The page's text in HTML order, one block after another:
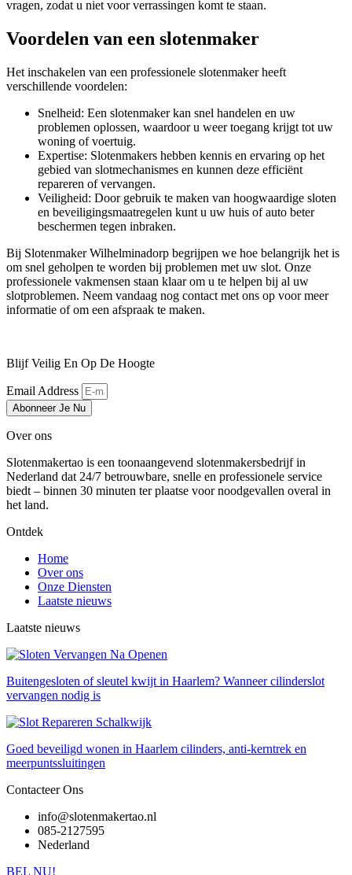
vragen, zodat u niet voor verrassingen komt te staan.
Voordelen van een slotenmaker
Het inschakelen van een professionele slotenmaker heeft
verschillende voordelen:
Snelheid: Een slotenmaker kan snel handelen en uw
problemen oplossen, waardoor u weer toegang krijgt tot uw
woning of voertuig.
Expertise: Slotenmakers hebben kennis en ervaring op het
gebied van slotmechanismes en kunnen deze efficiënt
repareren of vervangen.
Veiligheid: Door gebruik te maken van hoogwaardige sloten
en beveiligingsmaatregelen kunt u uw huis of auto beter
beschermen tegen inbraken.
Bij Slotenmaker Wilhelminadorp begrijpen we hoe belangrijk het is
om snel geholpen te worden bij problemen met uw slot. Onze
professionele vakmensen staan klaar om u te helpen bij al uw
slotproblemen. Neem vandaag nog contact met ons op voor meer
informatie of om een afspraak te maken.
Blijf Veilig En Op De Hoogte
Email Address
Abonneer Je Nu
Over ons
Slotenmakertao is een toonaangevend slotenmakersbedrijf in
Nederland dat 24/7 betrouwbare, snelle en professionele service
biedt – binnen 30 minuten ter plaatse voor noodgevallen overal in
het land.
Ontdek
Home
Over ons
Onze Diensten
Laatste nieuws
Laatste nieuws
Buitengesloten of sleutel kwijt in Haarlem? Wanneer cilinderslot
vervangen nodig is
Goed beveiligd wonen in Haarlem cilinders, anti-kerntrek en
meerpuntssluitingen
Contacteer Ons
info@slotenmakertao.nl
085-2127595
Nederland
BEL NU!